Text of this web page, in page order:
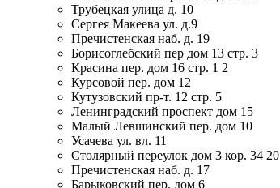
Трубецкая улица д. 10
Сергея Макеева ул. д.9
Пречистенская наб. д. 19
Борисоглебский пер дом 13 стр. 3
Красина пер. дом 16 стр. 1 2
Курсовой пер. дом 12
Кутузовский пр-т. 12 стр. 5
Ленинградский проспект дом 15
Малый Левшинский пер. дом 10
Усачева ул. вл. 11
Столярный переулок дом 3 кор. 34 20
Пречистенская наб. д. 17
Барыковский пер. дом 6